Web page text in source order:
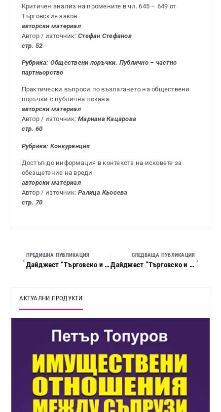
Критичен анализ на промените в чл. 645 – 649 от
Търговския закон
авторски материал
Автор / източник:Стефан Стефанов
стр. 52
Рубрика: Обществени поръчки. Публично – частно
партньорство
Практически въпроси по възлагането на обществени
поръчки с публична покана
авторски материал
Автор / източник:Мариана Кацарова
стр. 60
Рубрика: Конкуренция
Достъп до информация в контекста на исковете за
обезщетение на вреди
авторски материал
Автор / източник:Ралица Кьосева
стр. 70
ПРЕДИШНА ПУБЛИКАЦИЯ
Дайджест “Търговско и облигационно право”, 2013 г., кн. 03
СЛЕДВАЩА ПУБЛИКАЦИЯ
Дайджест “Търговско и облигационно право”, 2013 г., кн. 05
АКТУАЛНИ ПРОДУКТИ